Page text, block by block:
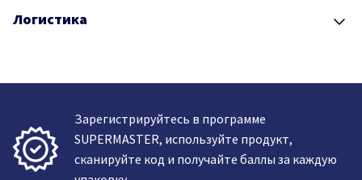
Логистика
Зарегистрируйтесь в программе
SUPERMASTER, используйте продукт,
сканируйте код и получайте баллы за каждую